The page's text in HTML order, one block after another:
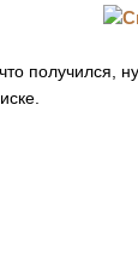
получился,